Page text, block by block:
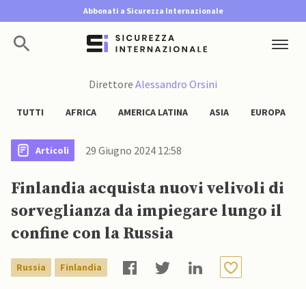
Abbonati a Sicurezza Internazionale
Direttore Alessandro Orsini
TUTTI AFRICA AMERICA LATINA ASIA EUROPA
Articoli 29 Giugno 2024 12:58
Finlandia acquista nuovi velivoli di
sorveglianza da impiegare lungo il
confine con la Russia
Russia Finlandia